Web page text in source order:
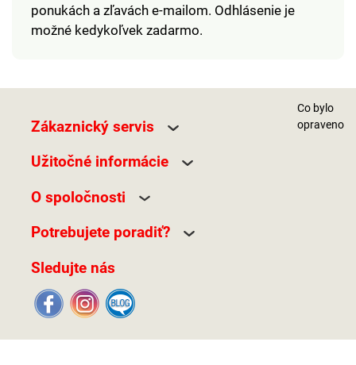
ponukách a zľavách e-mailom. Odhlásenie je
možné kedykoľvek zadarmo.
Zákaznický servis
Užitočné informácie
O spoločnosti
Potrebujete poradiť?
Sledujte nás
Co bylo
opraveno